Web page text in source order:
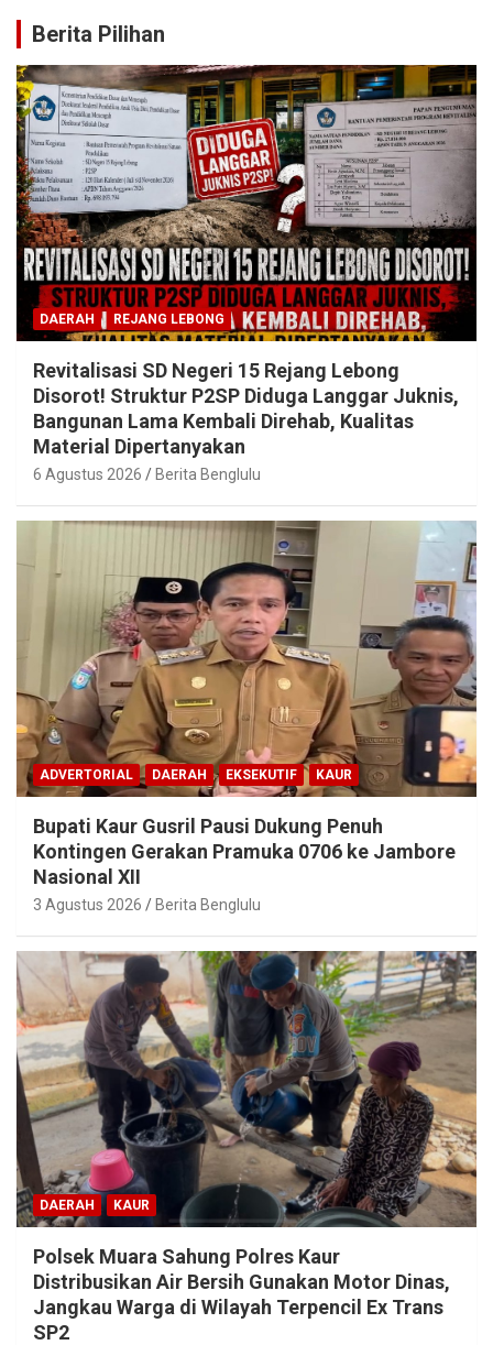
Berita Pilihan
DAERAH REJANG LEBONG
Revitalisasi SD Negeri 15 Rejang Lebong
Disorot! Struktur P2SP Diduga Langgar Juknis,
Bangunan Lama Kembali Direhab, Kualitas
Material Dipertanyakan
6 Agustus 2026 Berita Benglulu
ADVERTORIAL DAERAH EKSEKUTIF KAUR
Bupati Kaur Gusril Pausi Dukung Penuh
Kontingen Gerakan Pramuka 0706 ke Jambore
Nasional XII
3 Agustus 2026 Berita Benglulu
DAERAH KAUR
Polsek Muara Sahung Polres Kaur
Distribusikan Air Bersih Gunakan Motor Dinas,
Jangkau Warga di Wilayah Terpencil Ex Trans
SP2